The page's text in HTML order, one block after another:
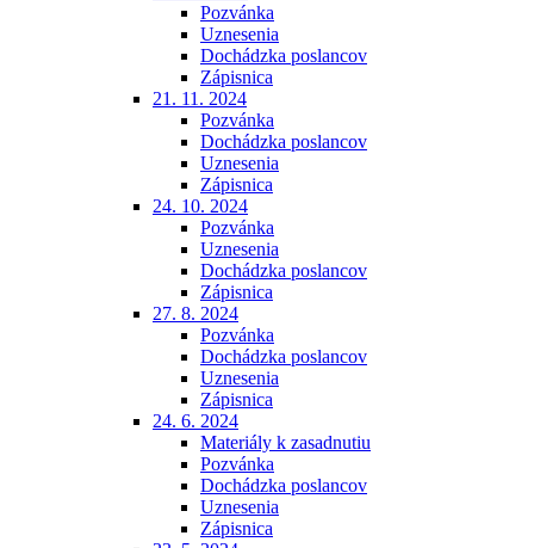
Pozvánka
Uznesenia
Dochádzka poslancov
Zápisnica
21. 11. 2024
Pozvánka
Dochádzka poslancov
Uznesenia
Zápisnica
24. 10. 2024
Pozvánka
Uznesenia
Dochádzka poslancov
Zápisnica
27. 8. 2024
Pozvánka
Dochádzka poslancov
Uznesenia
Zápisnica
24. 6. 2024
Materiály k zasadnutiu
Pozvánka
Dochádzka poslancov
Uznesenia
Zápisnica